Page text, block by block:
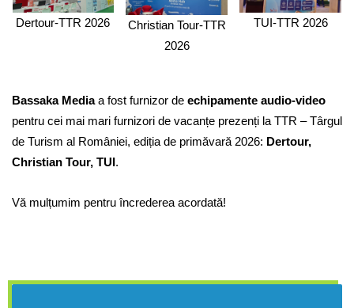
Dertour-TTR 2026
Christian Tour-TTR
2026
TUI-TTR 2026
Bassaka Mediaa fost furnizor de echipamente audio-video
pentru cei mai mari furnizori de vacanțe prezenți la TTR – Târgul
de Turism al României, ediția de primăvară 2026: Dertour,
Christian Tour, TUI.
Vă mulțumim pentru încrederea acordată!